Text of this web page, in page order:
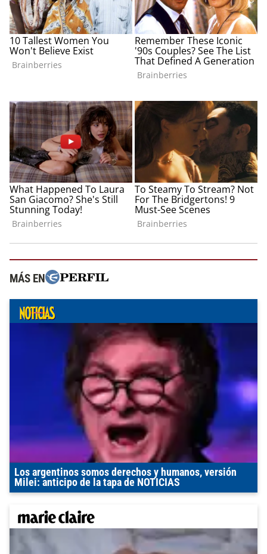
MÁS EN
Los argentinos somos derechos y humanos, versión
Milei: anticipo de la tapa de NOTICIAS